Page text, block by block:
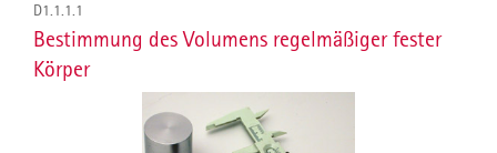
D1.1.1.1
Bestimmung des Volumens regelmäßiger fester
Körper